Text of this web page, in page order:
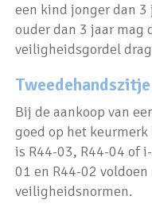
een kind jonger dan 3
ouder dan 3 jaar mag
veiligheidsgordel
Tweedehandszitje
Bij de aankoop van
goed op het
is R44-03, R44-04 of
01 en R44-02
veiligheidsnormen.